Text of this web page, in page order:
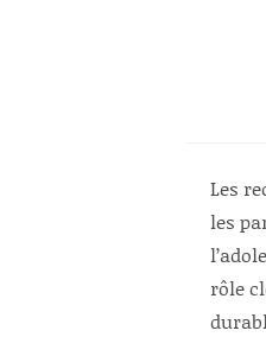
Les
les
rôle